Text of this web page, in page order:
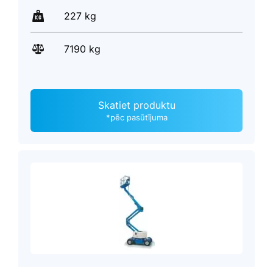
227 kg
7190 kg
Skatiet produktu
*pēc pasūtījuma